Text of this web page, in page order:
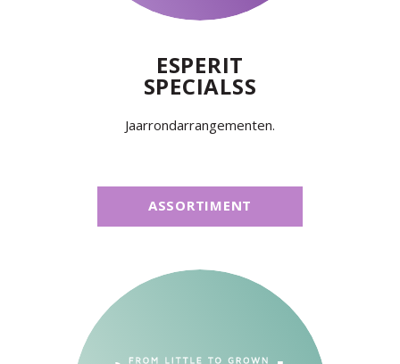
ESPERIT
SPECIALSS
Jaarrondarrangementen.
ASSORTIMENT